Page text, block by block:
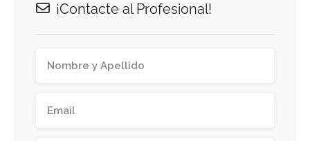
¡Contacte al Profesional!